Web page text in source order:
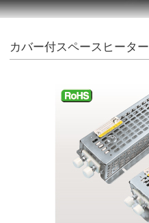
カバー付スペースヒーター